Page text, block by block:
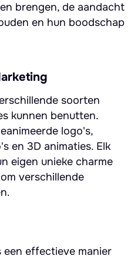
brengen, de aandacht
en hun boodschap
soorten
kunnen benutten.
logo's,
en 3D animaties. Elk
eigen unieke charme
verschillende
een effectieve manier